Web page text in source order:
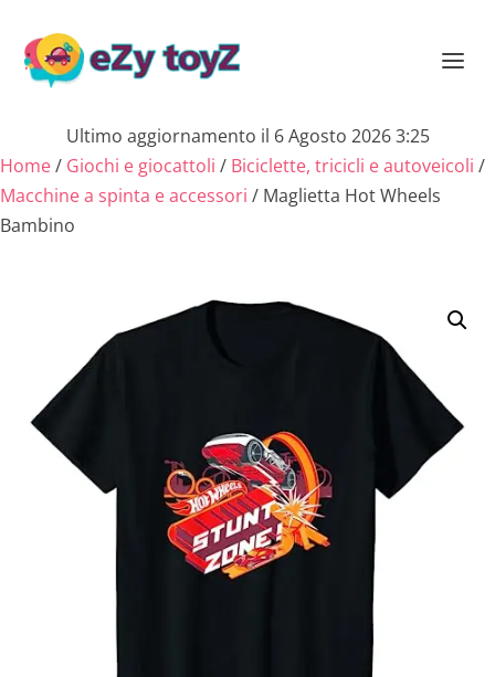
Ultimo aggiornamento il 6 Agosto 2026 3:25
Home/ Giochi e giocattoli / Biciclette, tricicli e autoveicoli /
Macchine a spinta e accessori / Maglietta Hot Wheels
Bambino